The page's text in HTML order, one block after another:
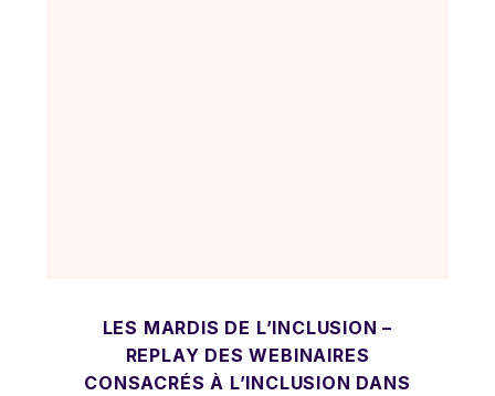
LES MARDIS DE L’INCLUSION –
REPLAY DES WEBINAIRES
CONSACRÉS À L’INCLUSION DANS